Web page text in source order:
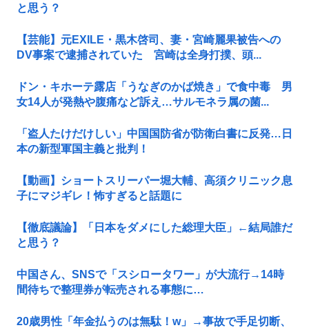
と思う？
【芸能】元EXILE・黒木啓司、妻・宮崎麗果被告への
DV事案で逮捕されていた 宮崎は全身打撲、頭...
ドン・キホーテ露店「うなぎのかば焼き」で食中毒 男
女14人が発熱や腹痛など訴え…サルモネラ属の菌...
「盗人たけだけしい」中国国防省が防衛白書に反発…日
本の新型軍国主義と批判！
【動画】ショートスリーパー堀大輔、高須クリニック息
子にマジギレ！怖すぎると話題に
【徹底議論】「日本をダメにした総理大臣」←結局誰だ
と思う？
中国さん、SNSで「スシロータワー」が大流行→14時
間待ちで整理券が転売される事態に…
20歳男性「年金払うのは無駄！w」→事故で手足切断、